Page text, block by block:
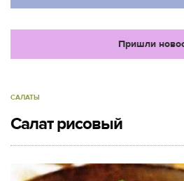
Пришли
САЛАТЫ
Салат рисовый